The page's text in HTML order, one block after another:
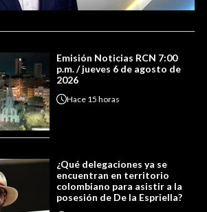
Emisión Noticias RCN 7:00
p.m. / jueves 6 de agosto de
2026
Hace 15 horas
¿Qué delegaciones ya se
encuentran en territorio
colombiano para asistir a la
posesión de De la Espriella?